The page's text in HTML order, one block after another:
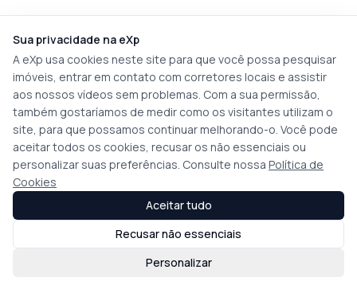
Sua privacidade na eXp
A eXp usa cookies neste site para que você possa pesquisar
imóveis, entrar em contato com corretores locais e assistir
aos nossos vídeos sem problemas. Com a sua permissão,
também gostaríamos de medir como os visitantes utilizam o
site, para que possamos continuar melhorando-o. Você pode
aceitar todos os cookies, recusar os não essenciais ou
personalizar suas preferências. Consulte nossa Política de
Cookies
Personalizar
Recusar não essenciais
Aceitar tudo